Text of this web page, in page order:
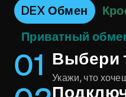
DEX Обмен
Приватный
01 Выбери
Укажи, что